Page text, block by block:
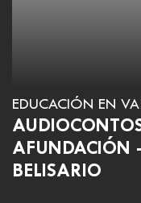
EDUCACIÓN EN
AFUNDACIÓN
BELISARIO